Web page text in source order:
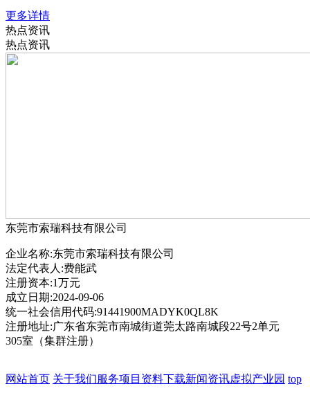
更多详情
热点资讯
热点资讯
东莞市索瑞科技有限公司
企业名称:东莞市索瑞科技有限公司
法定代表人:费能武
注册资本:1万元
成立日期:2024-09-06
统一社会信用代码:91441900MADYK0QL8K
注册地址:广东省东莞市南城街道莞太路南城段22号2单元
305室（集群注册）
网站首页 关于我们服务项目 资料下载新闻资讯虚拟产业园 top